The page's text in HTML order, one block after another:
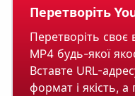
Перетворіть
Перетворіть своє
MP4 будь-якої
Вставте URL-
формат і якість,